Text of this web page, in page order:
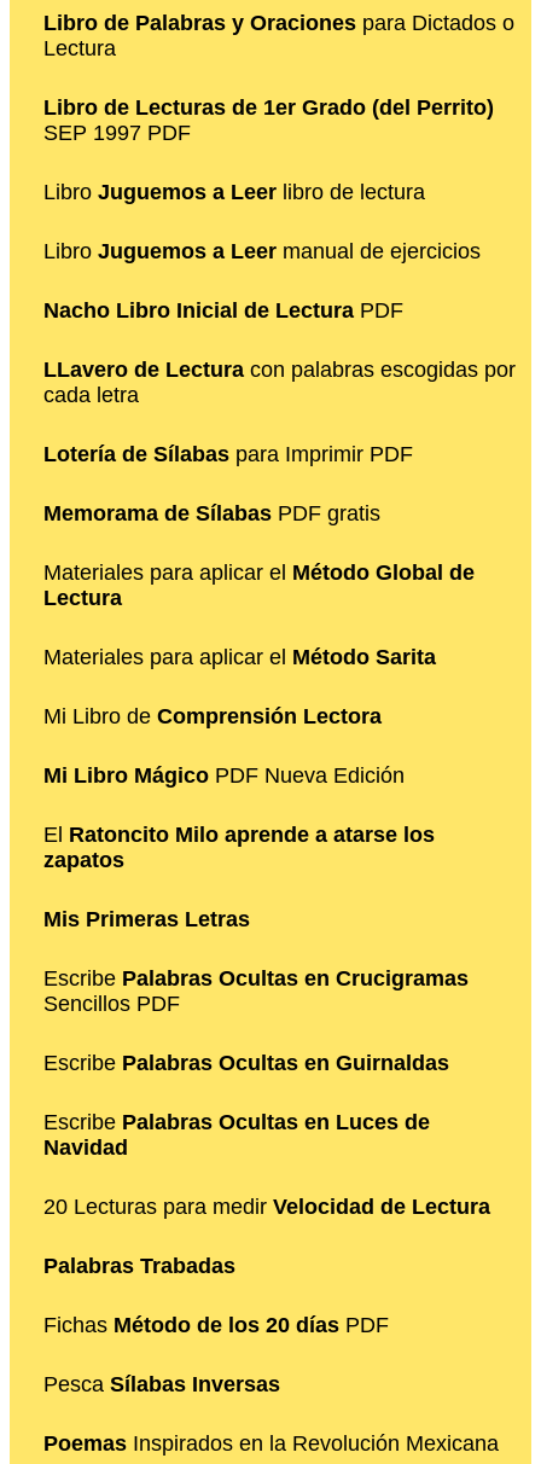
Libro de Palabras y Oraciones para Dictados o
Lectura
Libro de Lecturas de 1er Grado (del Perrito)
SEP 1997 PDF
Libro Juguemos a Leer libro de lectura
Libro Juguemos a Leer manual de ejercicios
Nacho Libro Inicial de Lectura PDF
LLavero de Lectura con palabras escogidas por
cada letra
Lotería de Sílabas para Imprimir PDF
Memorama de Sílabas PDF gratis
Materiales para aplicar el Método Global de
Lectura
Materiales para aplicar el Método Sarita
Mi Libro de Comprensión Lectora
Mi Libro Mágico PDF Nueva Edición
El Ratoncito Milo aprende a atarse los
zapatos
Mis Primeras Letras
Escribe Palabras Ocultas en Crucigramas
Sencillos PDF
Escribe Palabras Ocultas en Guirnaldas
Escribe Palabras Ocultas en Luces de
Navidad
20 Lecturas para medir Velocidad de Lectura
Palabras Trabadas
Fichas Método de los 20 días PDF
Pesca Sílabas Inversas
Poemas Inspirados en la Revolución Mexicana